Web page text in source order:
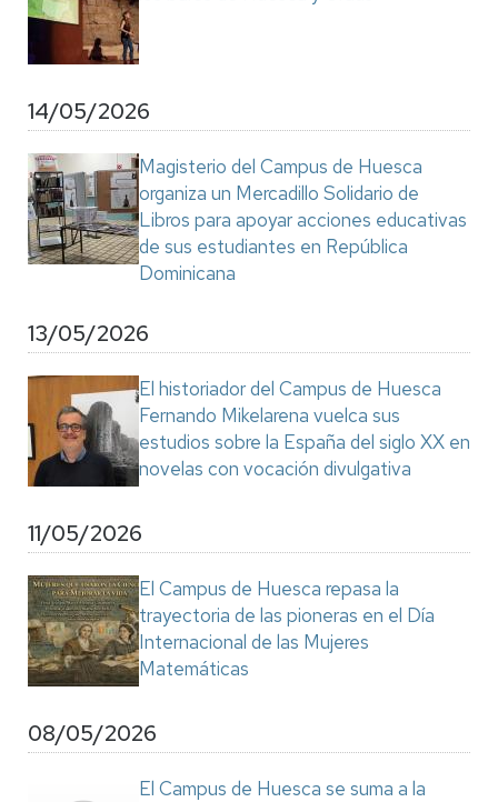
14/05/2026
Magisterio del Campus de Huesca
organiza un Mercadillo Solidario de
Libros para apoyar acciones educativas
de sus estudiantes en República
Dominicana
13/05/2026
El historiador del Campus de Huesca
Fernando Mikelarena vuelca sus
estudios sobre la España del siglo XX en
novelas con vocación divulgativa
11/05/2026
El Campus de Huesca repasa la
trayectoria de las pioneras en el Día
Internacional de las Mujeres
Matemáticas
08/05/2026
El Campus de Huesca se suma a la